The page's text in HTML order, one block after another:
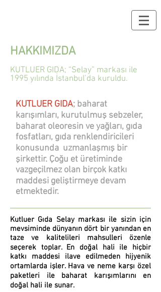
HAKKIMIZDA
KUTLUER GIDA; “Selay” markası ile
1995 yılında İstanbul’da kuruldu.
KUTLUER GIDA; baharat
karışımları, kurutulmuş sebzeler,
baharat oleoresin ve yağları, gıda
fosfatları, gıda renklendiricileri
konusunda uzmanlaşmış bir
şirkettir. Çoğu et üretiminde
vazgeçilmez olan birçok katkı
maddesi geliştirmeye devam
etmektedir.
Kutluer Gıda Selay markası ile sizin için
mevsiminde dünyanın dört bir yanından en
taze ve kalitelileri mahsulleri özenle
seçerek toplar. En doğal hali ile hiçbir
katkı maddesi ilave edilmeden hijyenik
ortamlarda işler. Hava ve neme karşı özel
paketleri ile baharat karışımlarını en
doğal hali ile sunar.